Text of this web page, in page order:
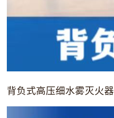
背负式高压细水雾灭火器